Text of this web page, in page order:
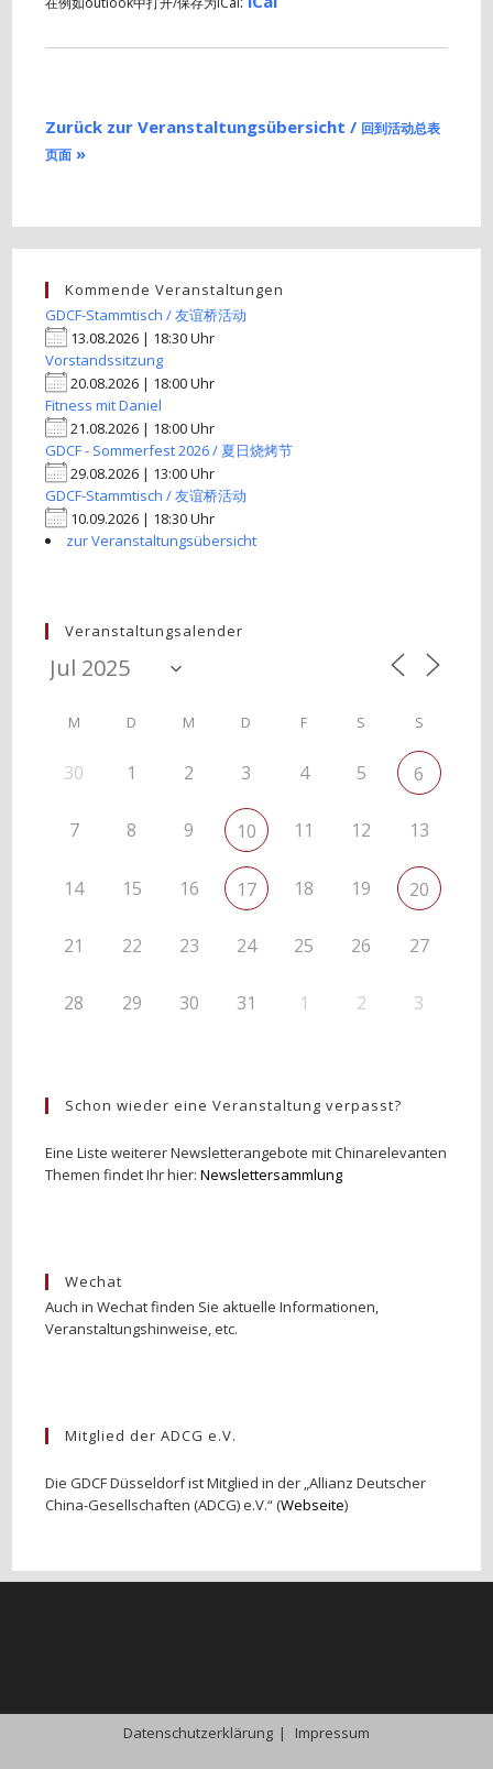
Zurück zur Veranstaltungsübersicht / 回到活动总表
页面 »
Kommende Veranstaltungen
GDCF-Stammtisch / 友谊桥活动
13.08.2026 | 18:30 Uhr
Vorstandssitzung
20.08.2026 | 18:00 Uhr
Fitness mit Daniel
21.08.2026 | 18:00 Uhr
GDCF - Sommerfest 2026 / 夏日烧烤节
29.08.2026 | 13:00 Uhr
GDCF-Stammtisch / 友谊桥活动
10.09.2026 | 18:30 Uhr
zur Veranstaltungsübersicht
Veranstaltungsalender
M D M D F S S
30 1 2 3 4 5 6
7 8 9 10 11 12 13
14 15 16 17 18 19 20
21 22 23 24 25 26 27
28 29 30 31 1 2 3
Schon wieder eine Veranstaltung verpasst?
Eine Liste weiterer Newsletterangebote mit Chinarelevanten
Themen findet Ihr hier:Newslettersammlung
Wechat
Auch in Wechat finden Sie aktuelle Informationen,
Veranstaltungshinweise, etc.
Mitglied der ADCG e.V.
Die GDCF Düsseldorf ist Mitglied in der „Allianz Deutscher
China-Gesellschaften (ADCG) e.V.“ (Webseite)
Datenschutzerklärung Impressum